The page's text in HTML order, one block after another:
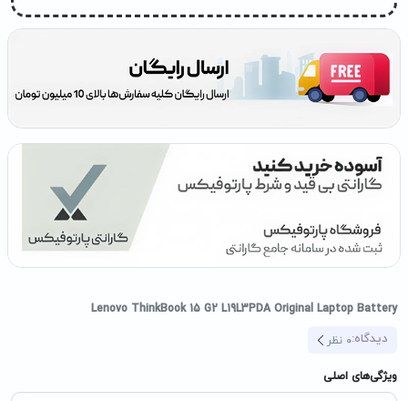
Lenovo ThinkBook 15 G2 L19L3PDA Original Laptop Battery
دیدگاه:0 نظر
ویژگی‌های اصلی